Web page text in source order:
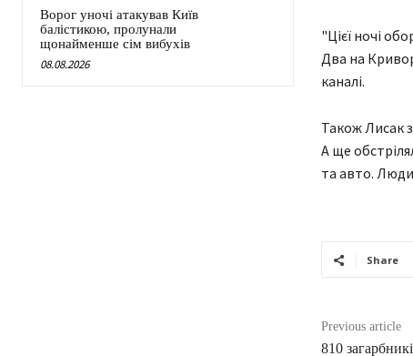
Ворог уночі атакував Київ
балістикою, пролунали
щонайменше сім вибухів
08.08.2026
"Цієї ночі
Два на
каналі.
Також Лисак
А ще
та авто.
Share
Previous article
810